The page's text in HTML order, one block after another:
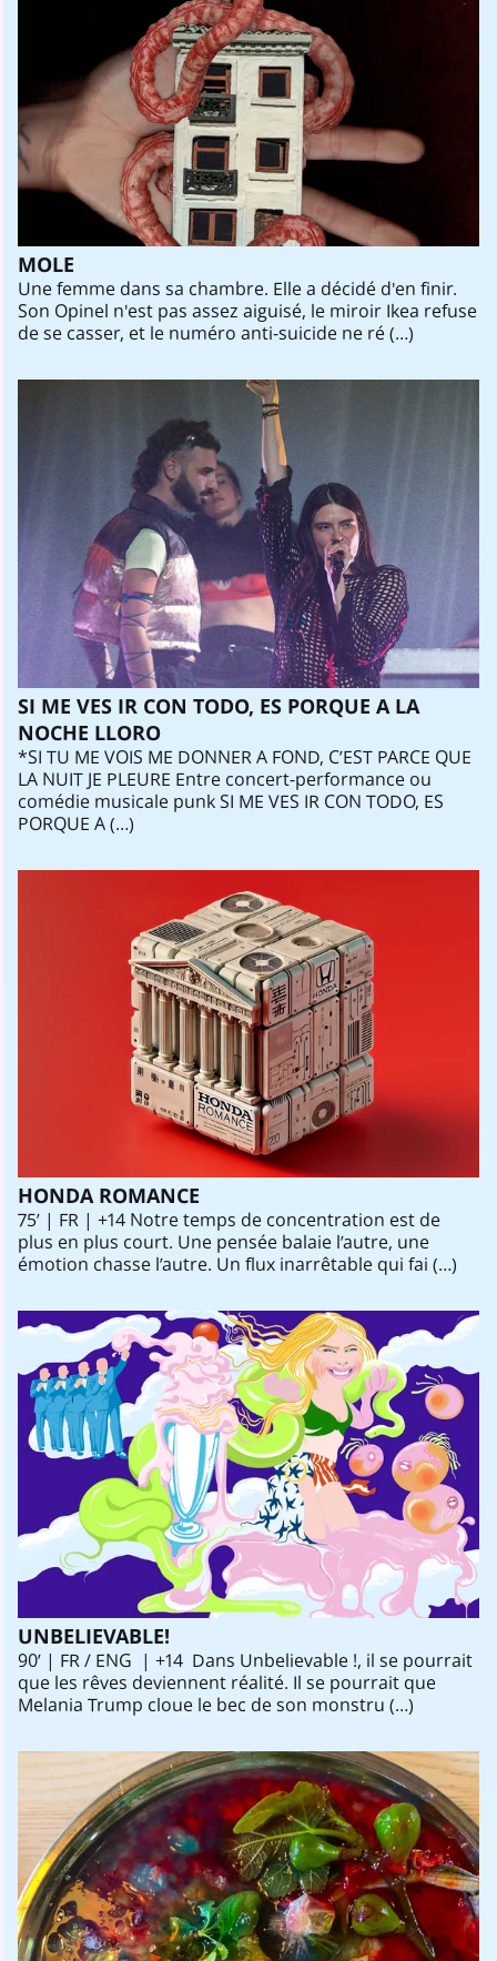
MOLE
Une femme dans sa chambre. Elle a décidé d'en finir.
Son Opinel n'est pas assez aiguisé, le miroir Ikea refuse
de se casser, et le numéro anti-suicide ne ré (…)
SI ME VES IR CON TODO, ES PORQUE A LA
NOCHE LLORO
*SI TU ME VOIS ME DONNER A FOND, C’EST PARCE QUE
LA NUIT JE PLEURE Entre concert-performance ou
comédie musicale punk SI ME VES IR CON TODO, ES
PORQUE A (…)
HONDA ROMANCE
75’ | FR | +14 Notre temps de concentration est de
plus en plus court. Une pensée balaie l’autre, une
émotion chasse l’autre. Un flux inarrêtable qui fai (…)
UNBELIEVABLE!
90’ | FR / ENG | +14 Dans Unbelievable !, il se pourrait
que les rêves deviennent réalité. Il se pourrait que
Melania Trump cloue le bec de son monstru (…)